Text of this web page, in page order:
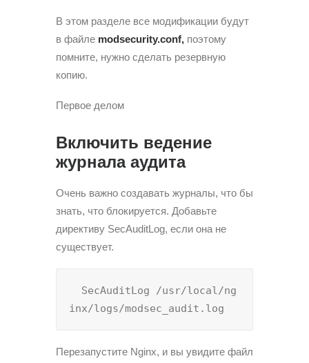
В этом разделе все модификации будут
в файле modsecurity.conf, поэтому
помните, нужно сделать резервную
копию.
Первое делом
Включить ведение
журнала аудита
Очень важно создавать журналы, что бы
знать, что блокируется. Добавьте
директиву SecAuditLog, если она не
существует.
inx/logs/modsec_audit.log
Перезапустите Nginx, и вы увидите файл